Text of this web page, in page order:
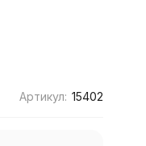
Артикул: 15402